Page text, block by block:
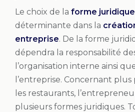
Le choix de la forme juridique
déterminante dans la
entreprise. De la forme
dépendra la responsabilité
l’organisation interne ainsi
l’entreprise. Concernant
les restaurants,
plusieurs formes juridiques.